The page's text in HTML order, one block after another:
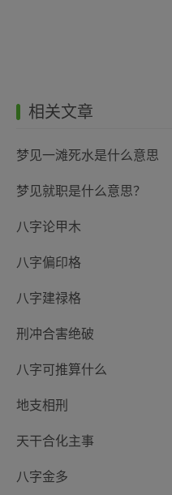
相关文章
梦见一滩死水是什么意思
梦见就职是什么意思？
八字论甲木
八字偏印格
八字建禄格
刑冲合害绝破
八字可推算什么
地支相刑
天干合化主事
八字金多